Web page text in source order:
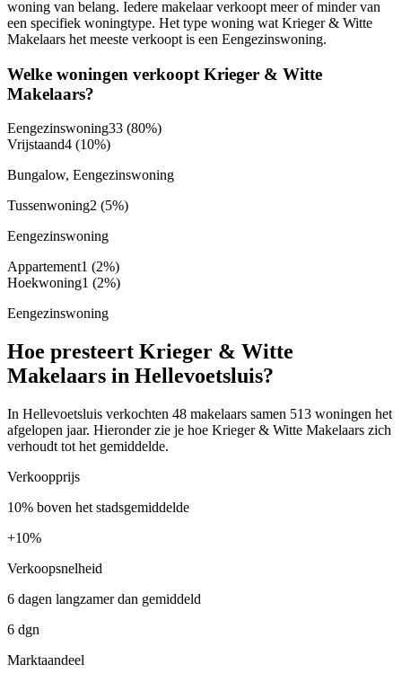
woning van belang. Iedere makelaar verkoopt meer of minder van
een specifiek woningtype. Het type woning wat Krieger & Witte
Makelaars het meeste verkoopt is een Eengezinswoning.
Welke woningen verkoopt Krieger & Witte
Makelaars?
Eengezinswoning33 (80%)
Vrijstaand4 (10%)
Bungalow, Eengezinswoning
Tussenwoning2 (5%)
Eengezinswoning
Appartement1 (2%)
Hoekwoning1 (2%)
Eengezinswoning
Hoe presteert Krieger & Witte
Makelaars in Hellevoetsluis?
In Hellevoetsluis verkochten 48 makelaars samen 513 woningen het
afgelopen jaar. Hieronder zie je hoe Krieger & Witte Makelaars zich
verhoudt tot het gemiddelde.
Verkoopprijs
10% boven het stadsgemiddelde
+10%
Verkoopsnelheid
6 dagen langzamer dan gemiddeld
6 dgn
Marktaandeel